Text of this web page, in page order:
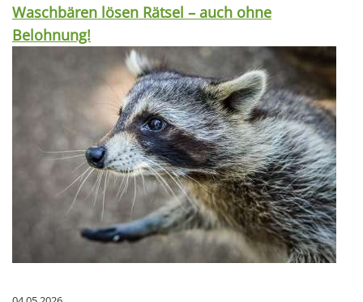
Waschbären lösen Rätsel – auch ohne
Belohnung!